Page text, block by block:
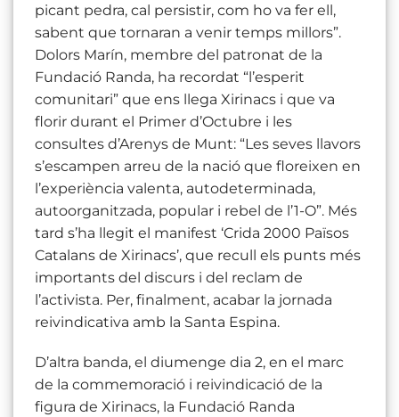
picant pedra, cal persistir, com ho va fer ell,
sabent que tornaran a venir temps millors”.
Dolors Marín, membre del patronat de la
Fundació Randa, ha recordat “l’esperit
comunitari” que ens llega Xirinacs i que va
florir durant el Primer d’Octubre i les
consultes d’Arenys de Munt: “Les seves llavors
s’escampen arreu de la nació que floreixen en
l’experiència valenta, autodeterminada,
autoorganitzada, popular i rebel de l’1-O”. Més
tard s’ha llegit el manifest ‘Crida 2000 Països
Catalans de Xirinacs’, que recull els punts més
importants del discurs i del reclam de
l’activista. Per, finalment, acabar la jornada
reivindicativa amb la Santa Espina.
D’altra banda, el diumenge dia 2, en el marc
de la commemoració i reivindicació de la
figura de Xirinacs, la Fundació Randa